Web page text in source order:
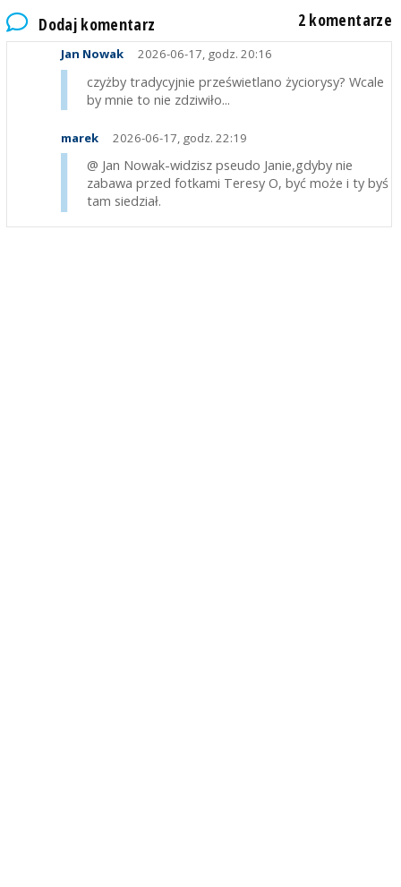
Dodaj komentarz 2 komentarze
Jan Nowak 2026-06-17, godz. 20:16
czyżby tradycyjnie prześwietlano życiorysy? Wcale
by mnie to nie zdziwiło...
marek 2026-06-17, godz. 22:19
@ Jan Nowak-widzisz pseudo Janie,gdyby nie
zabawa przed fotkami Teresy O, być może i ty byś
tam siedział.